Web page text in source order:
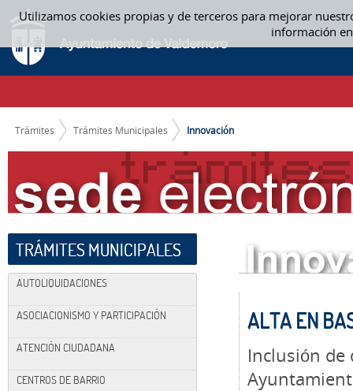
Utilizamos cookies propias y de terceros para mejorar
información
Saltar al contenido
INNOVACIÓN
CAMINO DE MIGAS
Trámites Trámites Municipales Innovación
TRÁMITES MUNICIPALES
AUTOLIQUIDACIONES
ASOCIACIONISMO Y PARTICIPACIÓN
ATENCIÓN CIUDADANA
CENTROS DE BARRIO
ALTA EN
Inclusión de